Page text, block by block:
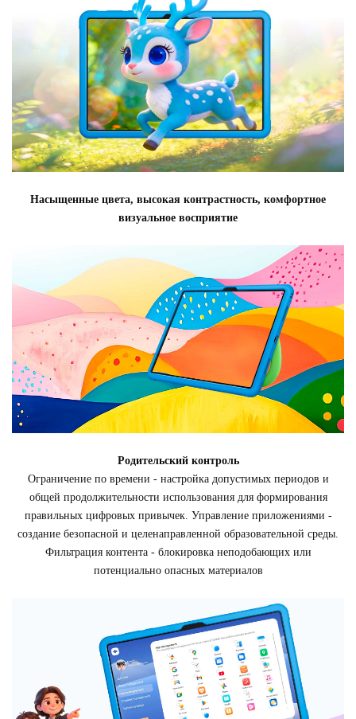
Насыщенные цвета, высокая контрастность, комфортное
визуальное восприятие
Родительский контроль
Ограничение по времени - настройка допустимых периодов и
общей продолжительности использования для формирования
правильных цифровых привычек. Управление приложениями -
создание безопасной и целенаправленной образовательной среды.
Фильтрация контента - блокировка неподобающих или
потенциально опасных материалов